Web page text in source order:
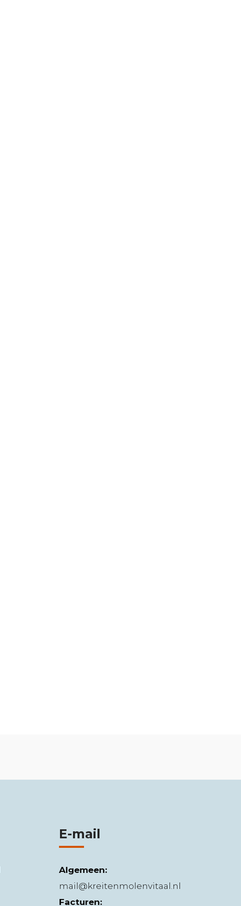
E-mail
Algemeen:
mail@kreitenmolenvitaal.nl
Facturen: